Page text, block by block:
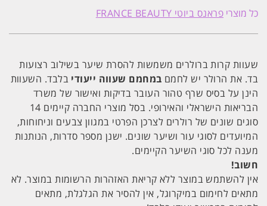
יח'
רולר
100ML
FRANCE
BEAUTY
כל מוצרי פראנס ביוטי FRANCE BEAUTY
שעוות קרות ברולרים משמשות להסרת שיער בשילוב רצועות
בד. את הרולר יש לחמם במחמם שעווה ייעודי בלבד. השעוות
הינן על בסיס שרף טהור העובר בדיקות ואישור של משרד
הבריאות הישראלי והאירופי. בסל מוצרי החברה קיימים 14
סוגים שונים של רולרים לצרכן הפרטי במגוון צבעים וניחוחות,
המיועדים לסוגי עור ושיער שונים. ישנן מספר סדרות, הנותנות
מענה לכל סוגי השיער הקיימים.
חשוב!
אין להשתמש במוצר ללא קריאת האזהרות הרשומות במוצר. לא
מתאים לחימום במיקרוגל, אין להסיר את הגלגלת, מתאים